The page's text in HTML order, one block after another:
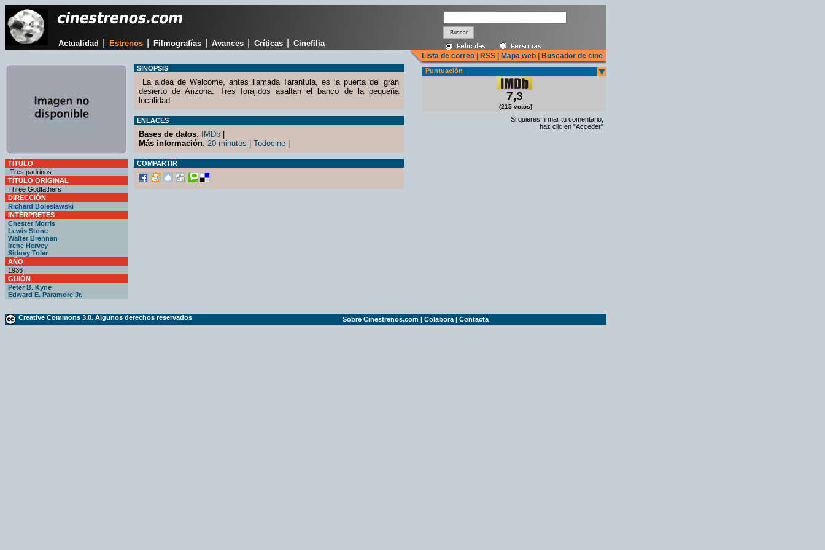
Actualidad Estrenos Filmografías Avances Críticas Cinefilia
Lista de correo RSS Mapa web Buscador de cine
TÍTULO
Tres padrinos
TÍTULO ORIGINAL
Three Godfathers
DIRECCIÓN
Richard Boleslawski
INTÉRPRETES
Chester Morris
Lewis Stone
Walter Brennan
Irene Hervey
Sidney Toler
AÑO
1936
GUIÓN
Peter B. Kyne
Edward E. Paramore Jr.
SINOPSIS
La aldea de Welcome, antes llamada Tarantula, es la puerta del gran
desierto de Arizona. Tres forajidos asaltan el banco de la pequeña
localidad.
ENLACES
Bases de datos: IMDb
Más información: 20 minutos Todocine
COMPARTIR
Puntuación
7,3
(215 votos)
Si quieres firmar tu comentario,
haz clic en "Acceder"
Creative Commons 3.0. Algunos derechos reservados Sobre Cinestrenos.com | Colabora | Contacta